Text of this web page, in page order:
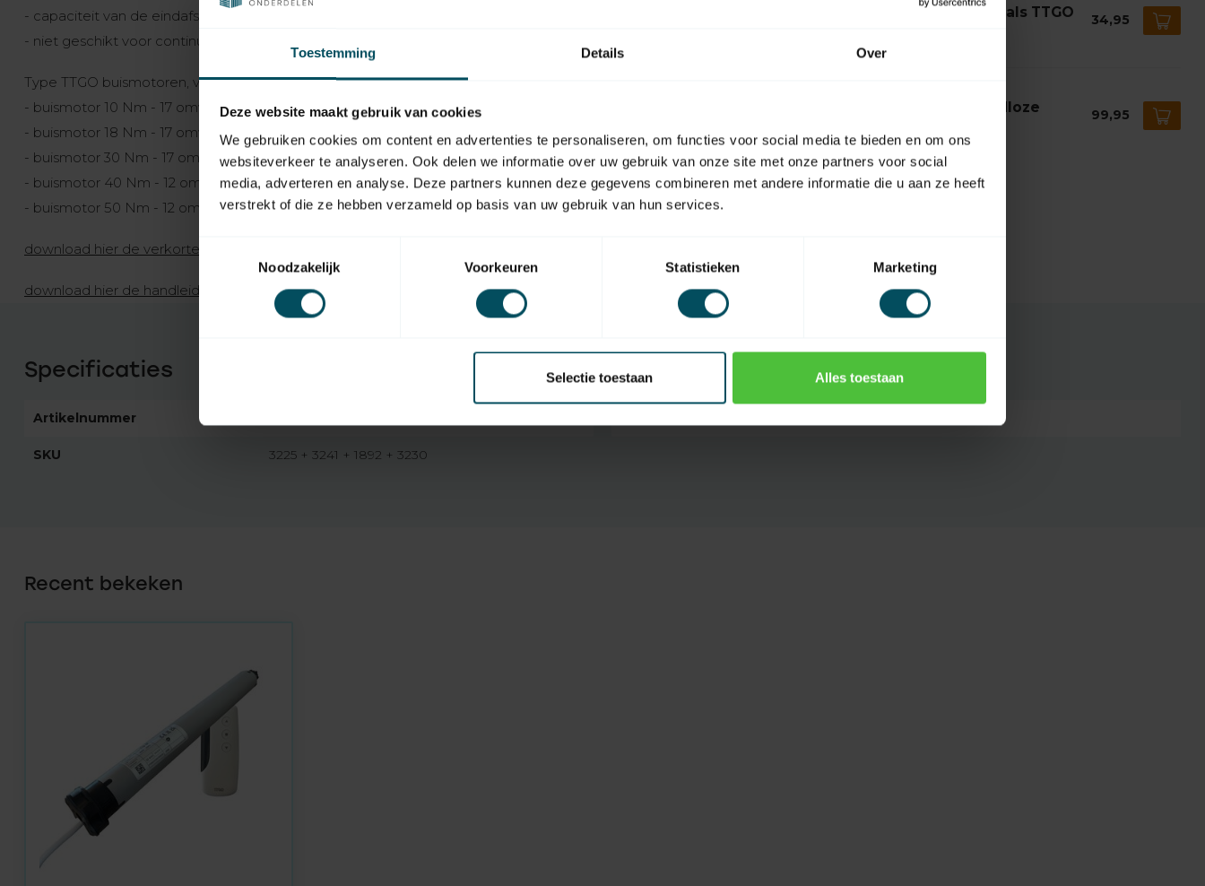
Toestemming Details Over
Deze website maakt gebruik van cookies
We gebruiken cookies om content en advertenties te personaliseren, om functies voor social media te bieden en om ons
websiteverkeer te analyseren. Ook delen we informatie over uw gebruik van onze site met onze partners voor social
media, adverteren en analyse. Deze partners kunnen deze gegevens combineren met andere informatie die u aan ze heeft
verstrekt of die ze hebben verzameld op basis van uw gebruik van hun services.
Toestemmingsselectie
Noodzakelijk
Voorkeuren Statistieken Marketing
Selectie toestaan Alles toestaan
- capaciteit van de eindafstelling 46 omwentelingen
- niet geschikt voor continu gebruik
Type TTGO buismotoren, voor mini rolluik met een as 8 kant 60
- buismotor 10 Nm - 17 omw/min --> rolluik max 3 m2
- buismotor 18 Nm - 17 omw/min --> rolluik max 5 m2
- buismotor 30 Nm - 17 omw/min --> rolluik max 8 m2
- buismotor 40 Nm - 12 omw/min --> rolluik max 12 m2
- buismotor 50 Nm - 12 omw/min --> rolluik max 15 m2
download hier de verkorte handleiding van de TTGO TG ME buismotor
download hier de handleiding van de TTGO TG ME buismotor
Huismerk handzender 6-kanaals TTGO 34,95
Huismerk TTGO TGTIME draadloze
Op voorraad
99,95
Specificaties
Artikelnummer
SKU 3225 + 3241 + 1892 + 3230
Recent bekeken